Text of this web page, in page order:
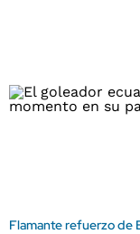
Flamante refuerzo de